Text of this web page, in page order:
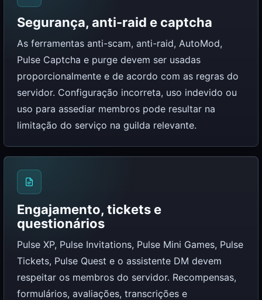
Segurança, anti-raid e captcha
As ferramentas anti-scam, anti-raid, AutoMod,
Pulse Captcha e purge devem ser usadas
proporcionalmente e de acordo com as regras do
servidor. Configuração incorreta, uso indevido ou
uso para assediar membros pode resultar na
limitação do serviço na guilda relevante.
Engajamento, tickets e
questionários
Pulse XP, Pulse Invitations, Pulse Mini Games, Pulse
Tickets, Pulse Quest e o assistente DM devem
respeitar os membros do servidor. Recompensas,
formulários, avaliações, transcrições e